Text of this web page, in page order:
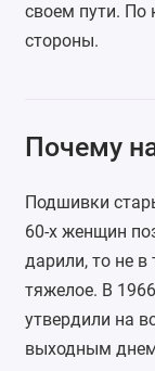
своем пути. По
стороны.
Почему
Подшивки
60-х женщин
дарили, то не
тяжелое. В
утвердили на
выходным